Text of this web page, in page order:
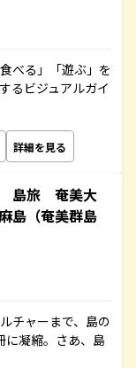
べる」「遊ぶ」を
るビジュアルガイ
詳細を見る
島旅 奄美大
（奄美群島
チャーまで、島の
に凝縮。さあ、島